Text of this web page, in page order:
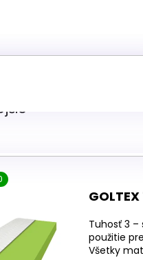
matracov
Tuhosť 3 –
použitie
Všetky